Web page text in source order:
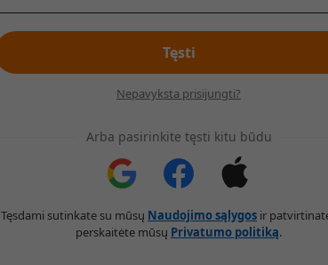
Tęsti
Nepavyksta prisijungti?
Arba pasirinkite tęsti kitu būdu
Tęsdami sutinkate su mūsų Naudojimo sąlygos ir
perskaitėte mūsų Privatumo politiką.